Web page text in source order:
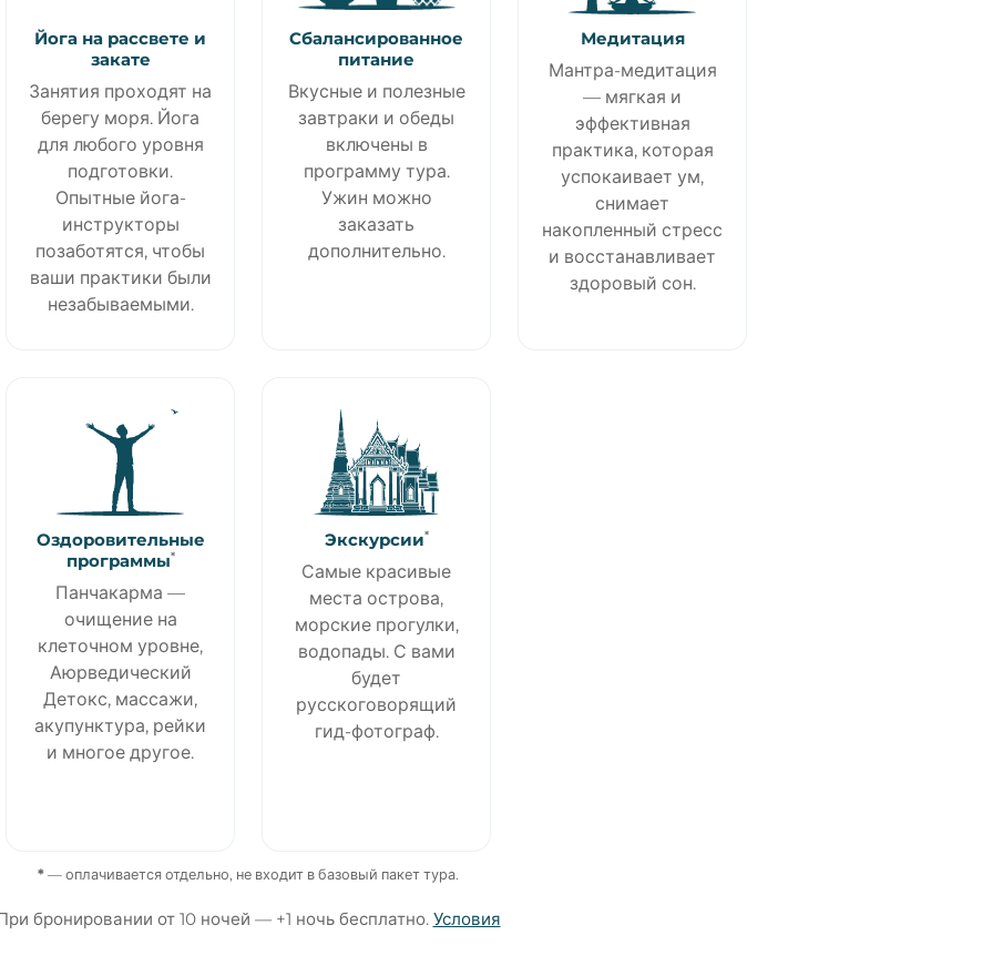
Йога на рассвете и
закате
Занятия проходят на
берегу моря. Йога
для любого уровня
подготовки.
Опытные йога-
инструкторы
позаботятся, чтобы
ваши практики были
незабываемыми.
Сбалансированное
питание
Вкусные и полезные
завтраки и обеды
включены в
программу тура.
Ужин можно
заказать
дополнительно.
Медитация
Мантра-медитация
— мягкая и
эффективная
практика, которая
успокаивает ум,
снимает
накопленный стресс
и восстанавливает
здоровый сон.
Оздоровительные
программы*
Панчакарма —
очищение на
клеточном уровне,
Аюрведический
Детокс, массажи,
акупунктура, рейки
и многое другое.
Экскурсии*
Самые красивые
места острова,
морские прогулки,
водопады. С вами
будет
русскоговорящий
гид-фотограф.
* — оплачивается отдельно, не входит в базовый пакет тура.
бронировании от 10 ночей — +1 ночь бесплатно. Условия